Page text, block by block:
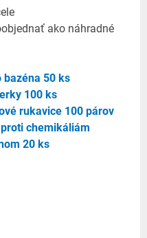
ako náhradné
bazéna 50 ks
100 ks
rukavice 100 párov
chemikáliám
20 ks